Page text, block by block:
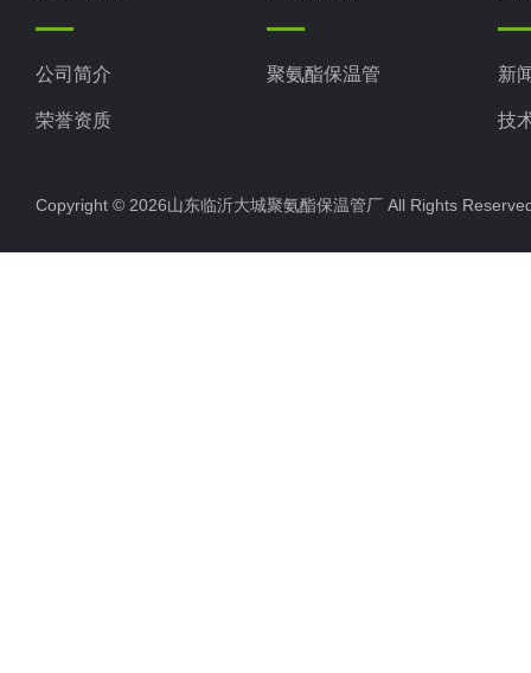
公司简介
荣誉资质
聚氨酯保温管 新
技
Copyright © 2026山东临沂大城聚氨酯保温管厂 All Rights